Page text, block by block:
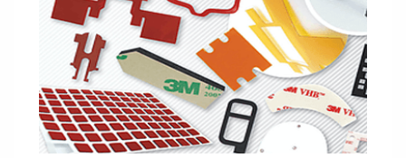
Panneaux anodisés
Panneaux colorés
Panneaux avec éléments de presse
Étiquettes gravees